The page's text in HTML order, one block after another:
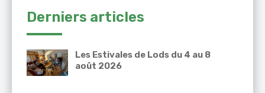
Derniers articles
Les Estivales de Lods du 4 au 8
août 2026